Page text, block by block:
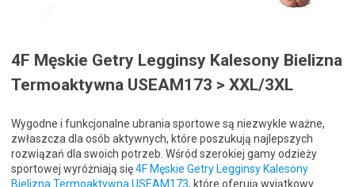
4F Męskie Getry Legginsy Kalesony Bielizna
Termoaktywna USEAM173 > XXL/3XL
Wygodne i funkcjonalne ubrania sportowe są niezwykle ważne,
zwłaszcza dla osób aktywnych, które poszukują najlepszych
rozwiązań dla swoich potrzeb. Wśród szerokiej gamy odzieży
sportowej wyróżniają się4F Męskie Getry Legginsy Kalesony
Bielizna Termoaktywna USEAM173, które oferują wyjątkowy